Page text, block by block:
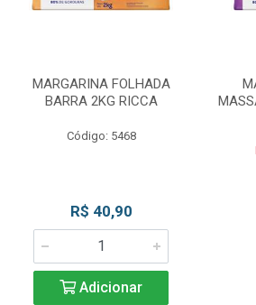
MARGARINA FOLHADA
BARRA 2KG RICCA
Código: 5468
R$ 40,90
Adicionar